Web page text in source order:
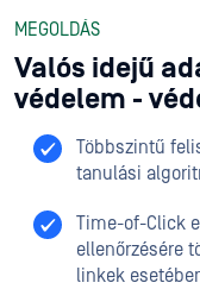
MEGOLDÁS
Valós idejű
védelem -
Többszintű
tanulási
Time-of-Click
ellenőrzésére
linkek